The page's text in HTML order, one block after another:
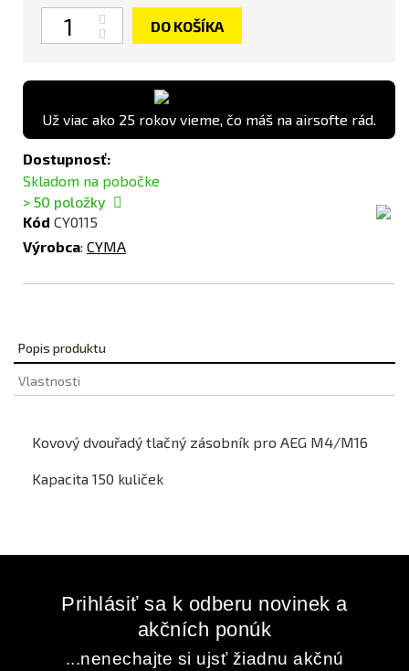
Množstvo
DO KOŠÍKA
Už viac ako 25 rokov vieme, čo máš na airsofte rád.
Dostupnosť:
Skladom na pobočke
> 50 položky
Kód CY0115
Výrobca: CYMA
Popis produktu
Vlastnosti
Kovový dvouřadý tlačný zásobník pro AEG M4/M16
Kapacita 150 kuliček
Prihlásiť sa k odberu novinek a
akčních ponúk
...nenechajte si ujsť žiadnu akčnú